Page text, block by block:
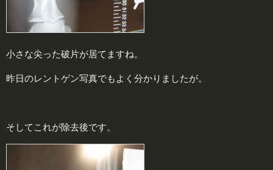
小さな尖った破片が居てますね。
昨日のレントゲン写真でもよく分かりましたが。
そしてこれが除去後です。